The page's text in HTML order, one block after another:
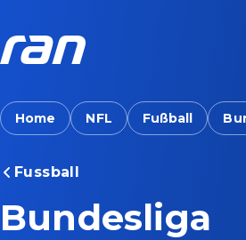
Home NFL Fußball
Fussball
Bundesliga - Heute
Bundesliga